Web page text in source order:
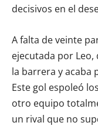
decisivos en el
A falta de veinte
ejecutada por Leo,
la barrera y acaba
Este gol espoleó
otro equipo
un rival que no